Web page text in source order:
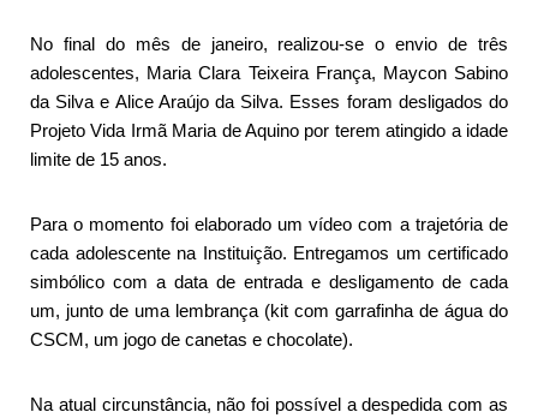
No final do mês de janeiro, realizou-se o envio de três
adolescentes, Maria Clara Teixeira França, Maycon Sabino
da Silva e Alice Araújo da Silva. Esses foram desligados do
Projeto Vida Irmã Maria de Aquino por terem atingido a idade
limite de 15 anos.
Para o momento foi elaborado um vídeo com a trajetória de
cada adolescente na Instituição. Entregamos um certificado
simbólico com a data de entrada e desligamento de cada
um, junto de uma lembrança (kit com garrafinha de água do
CSCM, um jogo de canetas e chocolate).
Na atual circunstância, não foi possível a despedida com as